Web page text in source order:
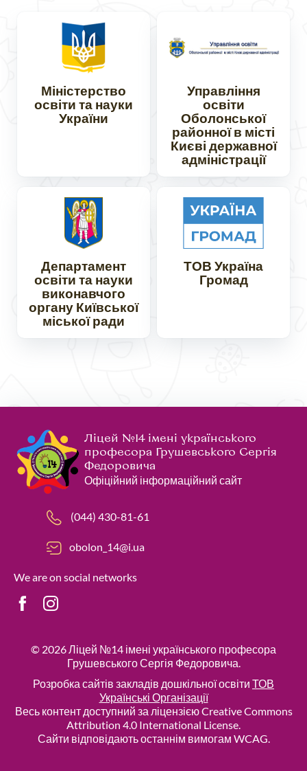
Міністерство
освіти та науки
України
Управління
освіти
Оболонської
районної в місті
Києві державної
адміністрації
Департамент
освіти та науки
виконавчого
органу Київської
міської ради
ТОВ Україна
Громад
Ліцей №14 імені українського
професора Грушевського Сергія
Федоровича
Офіційний інформаційний сайт
(044) 430-81-61
obolon_14@i.ua
We are on social networks
© 2026Ліцей №14 імені українського професора
Грушевського Сергія Федоровича.
Розробка сайтів закладів дошкільної освіти ТОВ
Українські Організації
Весь контент доступний за ліцензією Creative Commons
Attribution 4.0 International License.
Сайти відповідають останнім вимогам WCAG.